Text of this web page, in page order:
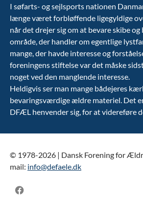
I søfarts- og sejlsports nationen
længe været forbløffende ligegyldige
når det drejer sig om at bevare skibe
område, der handler om egentlige
mange, der havde interesse og
foreningens stiftelse var det måske
noget ved den manglende interesse.
Heldigvis ser man mange bådejeres
bevaringsværdige ældre materiel. Det
DFÆL henvender sig, for at videreføre
© 1978-2026 | Dansk Forening for
mail: info@defaele.dk
Facebook